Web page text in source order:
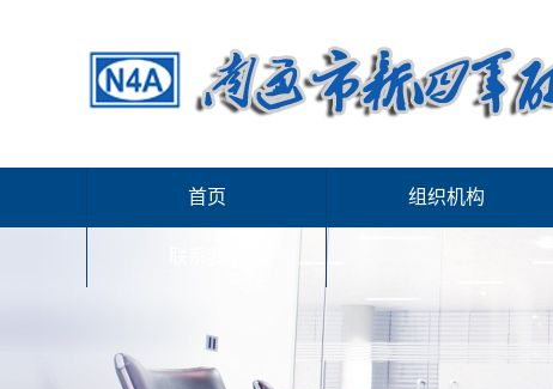
首页 组织机构